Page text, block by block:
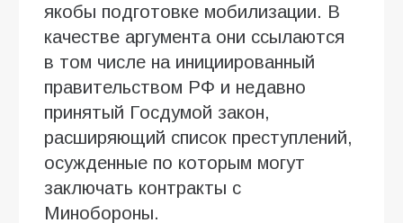
якобы подготовке мобилизации. В
качестве аргумента они ссылаются
в том числе на инициированный
правительством РФ и недавно
принятый Госдумой закон,
расширяющий список преступлений,
осужденные по которым могут
заключать контракты с
Минобороны.